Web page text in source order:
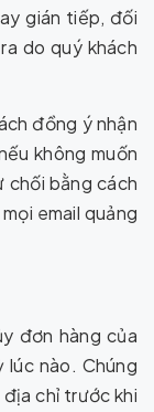
gián tiếp, đối
do quý khách
đồng ý nhận
không muốn
chối bằng cách
email quảng
đơn hàng của
nào. Chúng
chỉ trước khi